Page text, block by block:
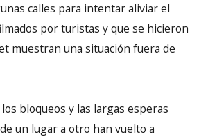
calles para intentar aliviar el
por turistas y que se hicieron
muestran una situación fuera de
bloqueos y las largas esperas
un lugar a otro han vuelto a